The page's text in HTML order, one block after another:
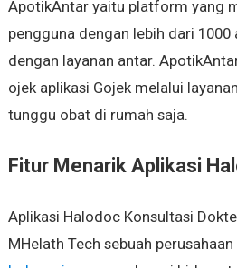
ApotikAntar yaitu platform yang
pengguna dengan lebih dari
dengan layanan antar.
ojek aplikasi Gojek melalui
tunggu obat di rumah saja.
Fitur Menarik Aplikasi
Aplikasi Halodoc Konsultasi
MHelath Tech sebuah